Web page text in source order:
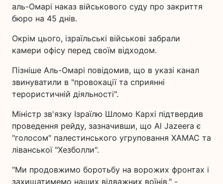
аль-Омарі наказ військового суду про закриття
бюро на 45 днів.
Окрім цього, ізраїльські військові забрали
камери офісу перед своїм відходом.
Пізніше Аль-Омарі повідомив, що в указі канал
звинуватили в "провокації та сприянні
терористичній діяльності".
Міністр зв'язку Ізраїлю Шломо Кархі підтвердив
проведення рейду, зазначивши, що Al Jazeera є
"голосом" палестинського угруповання ХАМАС та
ліванської "Хезболли".
"Ми продовжимо боротьбу на ворожих фронтах і
захищатимемо наших відважних воїнів," -